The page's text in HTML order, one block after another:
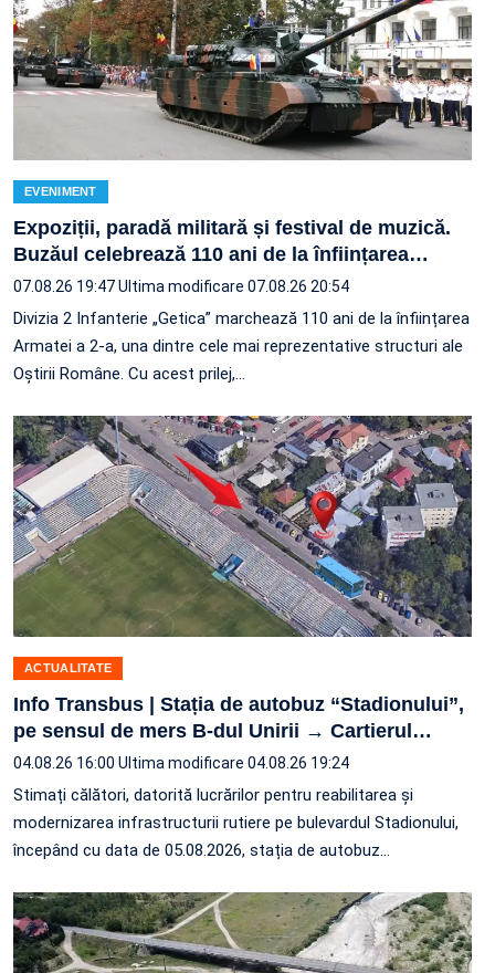
EVENIMENT
Expoziții, paradă militară și festival de muzică.
Buzăul celebrează 110 ani de la înființarea…
07.08.26 19:47Ultima modificare 07.08.26 20:54
Divizia 2 Infanterie „Getica” marchează 110 ani de la înființarea
Armatei a 2-a, una dintre cele mai reprezentative structuri ale
Oștirii Române. Cu acest prilej,…
ACTUALITATE
Info Transbus | Stația de autobuz “Stadionului”,
pe sensul de mers B-dul Unirii → Cartierul…
04.08.26 16:00 Ultima modificare 04.08.26 19:24
Stimați călători, datorită lucrărilor pentru reabilitarea și
modernizarea infrastructurii rutiere pe bulevardul Stadionului,
începând cu data de 05.08.2026, stația de autobuz…